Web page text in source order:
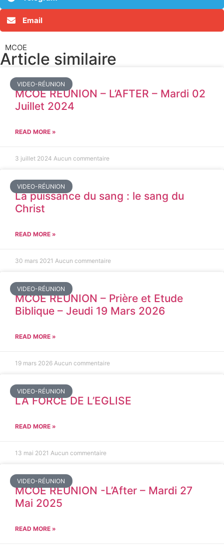
Email
MCOE
Article similaire​
VIDEO-RÉUNION
MCOE REUNION – L’AFTER – Mardi 02
Juillet 2024
READ MORE »
3 juillet 2024 Aucun commentaire
VIDEO-RÉUNION
La puissance du sang : le sang du
Christ
READ MORE »
30 mars 2021 Aucun commentaire
VIDEO-RÉUNION
MCOE REUNION – Prière et Etude
Biblique – Jeudi 19 Mars 2026
READ MORE »
19 mars 2026 Aucun commentaire
VIDEO-RÉUNION
LA FORCE DE L’EGLISE
READ MORE »
13 mai 2021 Aucun commentaire
VIDEO-RÉUNION
MCOE REUNION -L’After – Mardi 27
Mai 2025
READ MORE »